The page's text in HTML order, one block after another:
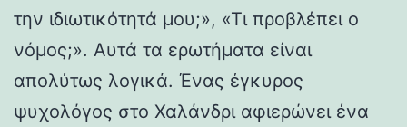
την ιδιωτικότητά μου;», «Τι προβλέπει ο
νόμος;». Αυτά τα ερωτήματα είναι
απολύτως λογικά. Ένας έγκυρος
ψυχολόγος στο Χαλάνδρι αφιερώνει ένα